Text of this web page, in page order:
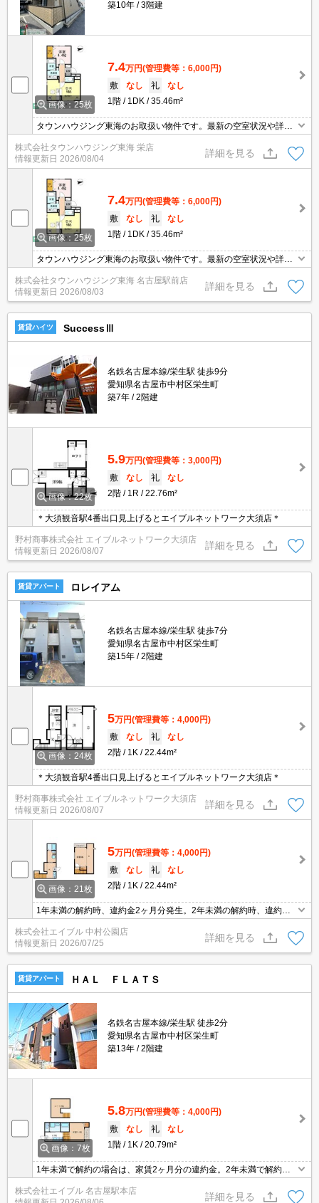
築10年 3階建
画像：25枚
7.4万円(管理費等：6,000円)
敷
なし 礼
なし
1階
1DK 35.46m²
タウンハウジング東海のお取扱い物件です。最新の空室状況や詳細
などお気軽にお問い合わせください。
株式会社タウンハウジング東海 栄店
情報更新日 2026/08/04
詳細を見る
画像：25枚
7.4万円(管理費等：6,000円)
敷
なし 礼
なし
1階
1DK 35.46m²
タウンハウジング東海のお取扱い物件です。最新の空室状況や詳細
などお気軽にお問い合わせください。
株式会社タウンハウジング東海 名古屋駅前店
情報更新日 2026/08/03
詳細を見る
賃貸ハイツ SuccessⅢ
名鉄名古屋本線/栄生駅 徒歩9分
愛知県名古屋市中村区栄生町
築7年
2階建
画像：22枚
5.9万円(管理費等：3,000円)
敷
なし 礼
なし
2階
1R 22.76m²
＊大須観音駅4番出口見上げるとエイブルネットワーク大須店＊
野村商事株式会社 エイブルネットワーク大須店
情報更新日 2026/08/07
詳細を見る
賃貸アパート ロレイアム
名鉄名古屋本線/栄生駅 徒歩7分
愛知県名古屋市中村区栄生町
築15年
2階建
画像：24枚
5万円(管理費等：4,000円)
敷
なし 礼
なし
2階
1K 22.44m²
＊大須観音駅4番出口見上げるとエイブルネットワーク大須店＊
野村商事株式会社 エイブルネットワーク大須店
情報更新日 2026/08/07
詳細を見る
画像：21枚
5万円(管理費等：4,000円)
敷
なし 礼
なし
2階
1K 22.44m²
1年未満の解約時、違約金2ヶ月分発生。2年未満の解約時、違約金1
ヶ月分発生。
株式会社エイブル 中村公園店
情報更新日 2026/07/25
詳細を見る
賃貸アパート ＨＡＬ ＦＬＡＴＳ
名鉄名古屋本線/栄生駅 徒歩2分
愛知県名古屋市中村区栄生町
築13年
2階建
画像：7枚
5.8万円(管理費等：4,000円)
敷
なし 礼
なし
1階
1K 20.79m²
1年未満で解約の場合は、家賃2ヶ月分の違約金。2年未満で解約の
場合は、家賃1ヶ月分の違約金。町会費月300円。退去時、ルームク
リーニング料金44,000円。退去時、エアコン洗浄代13,200円。
株式会社エイブル 名古屋駅本店
詳細を見る